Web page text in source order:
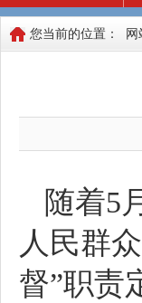
您当前的位置： 网
随着5
人民群
督”职责